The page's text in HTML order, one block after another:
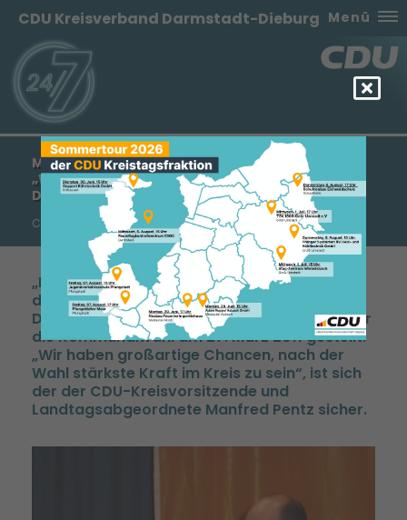
CDU Kreisverband Darmstadt-Dieburg Menü
MANFRED PENTZ: „WIR WERDEN ES SCHAFFEN“ –
WIR WERDEN STÄRKSTE KRAFT IM LANDKREIS
DARMSTADT-DIEBURG“
CDU beschließt Programm zur Kommunalwahl
Die Chance für Darmstadt-Dieburg“ - unter
dieses Motto hat der CDU Kreisverband
Darmstadt-Dieburg seine Wahlkampagne für
die Kommunalwahl am 27. März 2011 gestellt.
Wir haben großartige Chancen, nach der
Wahl stärkste Kraft im Kreis zu sein“, ist sich
der der CDU-Kreisvorsitzende und
Landtagsabgeordnete Manfred Pentz sicher.